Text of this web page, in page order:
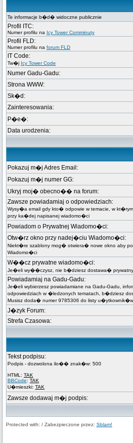
Te informacje b�d� widoczne publicznie
Profil ITC:
Numer profilu na Icy Tower Comminuty
Profil FLD:
Numer profilu na forum FLD
IT Code:
Tw�j Icy Tower Code
Numer Gadu-Gadu:
Strona WWW:
Sk�d:
Zainteresowania:
P�e�:
Data urodzenia:
Pokazuj m�j Adres Email:
Pokazuj m�j numer GG:
Ukryj moj� obecno�� na forum:
Zawsze powiadamiaj o odpowiedziach:
Wysy�a email gdy kto� odpowie w temacie, w
przy ka�dej napisanej wiadomo�ci
Powiadom o Prywatnej Wiadomo�ci:
Otw�rz okno przy nadej�ciu Wiadomo�ci:
Niekt�re szablony mog� otwiera� nowe okno aby
Wiadomo�ci
W��cz prywatne wiadomo�ci:
Je�eli wy��czysz, nie b�dziesz dostawa�
Powiadamiaj na Gadu-Gadu:
Je�eli wybierzesz powiadamiane na Gadu-Gadu,
odpowiedziach w �ledzonych tematach, b�dziesz
Musisz doda� numer 9785306 do listy
J�zyk Forum:
Strefa Czasowa:
Tekst podpisu:
Podpis - dozwolona ilo�� znak�w: 500
HTML: TAK
BBCode: TAK
U�mieszki: TAK
Zawsze dodawaj m�j podpis:
Protected with: / Zabezpieczone przez: Sblam!